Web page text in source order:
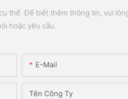
thể. Để biết thêm thông tin, vui
hoặc yêu cầu.
E-Mail
Tên Công Ty